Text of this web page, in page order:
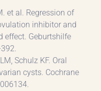
et al. Regression of
inhibitor and
effect. Geburtshilfe
Schulz KF. Oral
cysts. Cochrane